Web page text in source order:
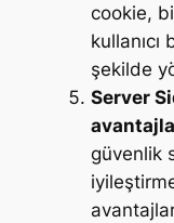
cookie,
şekilde
Server
güvenlik